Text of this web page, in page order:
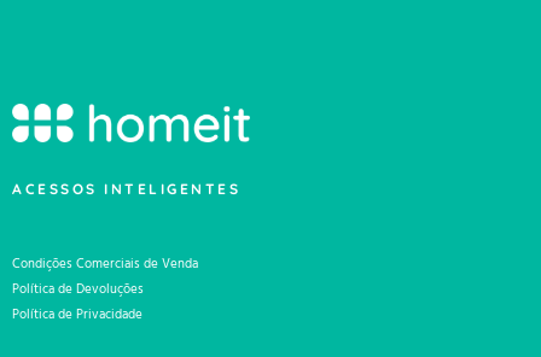
ACESSOS INTELIGENTES
Condições Comerciais de Venda
Política de Devoluções
Política de Privacidade